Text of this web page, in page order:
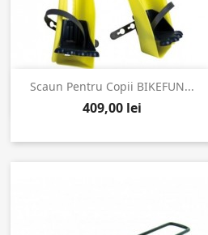
Scaun Pentru Copii BIKEFUN...
409,00 lei
 Vizualizare rapida